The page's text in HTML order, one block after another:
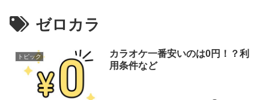
ゼロカラ
トピック
カラオケ一番安いのは0円！？利
用条件など